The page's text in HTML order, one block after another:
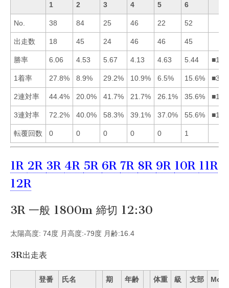
1 2 3 4 5 6
No. 38 84 25 46 22 52
出走数 18 45 24 46 46 45
勝率 6.06 4.53 5.67 4.13 4.63 5.44
1着率 27.8% 8.9% 29.2% 10.9% 6.5% 15.6%
2連対率 44.4% 20.0% 41.7% 21.7% 26.1% 35.6%
3連対率 72.2% 40.0% 58.3% 39.1% 37.0% 55.6%
転覆回数 0 0 0 0 0 1
1R 2R 3R 4R 5R 6R 7R 8R 9R 10R 11R
12R
3R 一般 1800m 締切 12:30
太陽高度: 74度 月高度:-79度 月齢:16.4
3R出走表
登番 氏名 期 年齢 体重 級 支部 Mo